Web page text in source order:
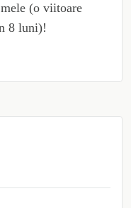
(o viitoare
8 luni)!